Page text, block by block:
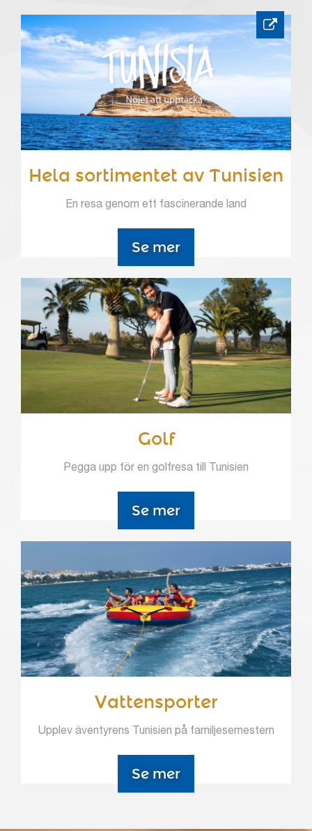
Hela sortimentet av Tunisien
En resa genom ett fascinerande land
Se mer
Golf
Pegga upp för en golfresa till Tunisien
Se mer
Vattensporter
Upplev äventyrens Tunisien på familjesemestern
Se mer